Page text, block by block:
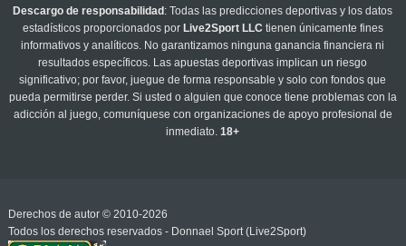
Descargo de responsabilidad : Todas las predicciones deportivas y los datos
estadísticos proporcionados por Live2Sport LLC tienen únicamente fines
informativos y analíticos. No garantizamos ninguna ganancia financiera ni
resultados específicos. Las apuestas deportivas implican un riesgo
significativo; por favor, juegue de forma responsable y solo con fondos que
pueda permitirse perder. Si usted o alguien que conoce tiene problemas con la
adicción al juego, comuníquese con organizaciones de apoyo profesional de
inmediato.18+
Derechos de autor © 2010-2026
Todos los derechos reservados - Donnael Sport (Live2Sport)